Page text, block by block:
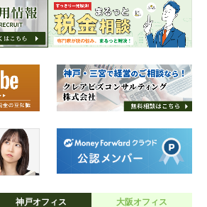
神戸オフィス 大阪オフィス